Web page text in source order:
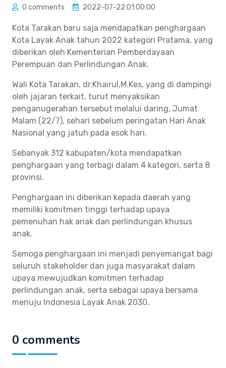
0 comments 2022-07-22 01:00:00
Kota Tarakan baru saja mendapatkan penghargaan
Kota Layak Anak tahun 2022 kategori Pratama, yang
diberikan oleh Kementerian Pemberdayaan
Perempuan dan Perlindungan Anak.
Wali Kota Tarakan, dr.Khairul,M.Kes, yang di dampingi
oleh jajaran terkait, turut menyaksikan
penganugerahan tersebut melalui daring, Jumat
Malam (22/7), sehari sebelum peringatan Hari Anak
Nasional yang jatuh pada esok hari.
Sebanyak 312 kabupaten/kota mendapatkan
penghargaan yang terbagi dalam 4 kategori, serta 8
provinsi.
Penghargaan ini diberikan kepada daerah yang
memiliki komitmen tinggi terhadap upaya
pemenuhan hak anak dan perlindungan khusus
anak.
Semoga penghargaan ini menjadi penyemangat bagi
seluruh stakeholder dan juga masyarakat dalam
upaya mewujudkan komitmen terhadap
perlindungan anak, serta sebagai upaya bersama
menuju Indonesia Layak Anak 2030.
0 comments